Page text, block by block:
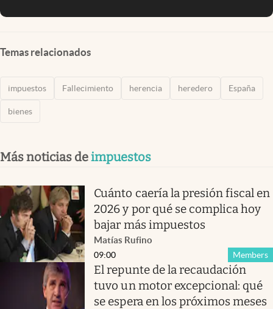
Temas relacionados
impuestos Fallecimiento herencia heredero España
bienes
Más noticias deimpuestos
Cuánto caería la presión fiscal en
2026 y por qué se complica hoy
bajar más impuestos
Matías Rufino
Members
09:00
El repunte de la recaudación
tuvo un motor excepcional: qué
se espera en los próximos meses